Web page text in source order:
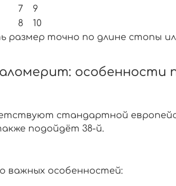
7
9
8
10
размер точно по длине стопы
особенности
стандартной
подойдёт 38-й.
важных особенностей: